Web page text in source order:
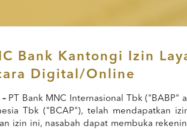
Bank Kantongi Izin
Digital/Online
PT Bank MNC Internasional Tbk ("BABP"
Tbk ("BCAP"), telah mendapatkan
izin ini, nasabah dapat membuka